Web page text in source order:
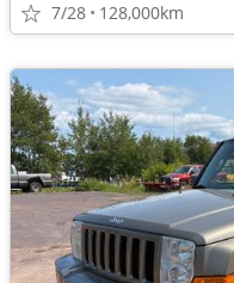
7/28 128,000km